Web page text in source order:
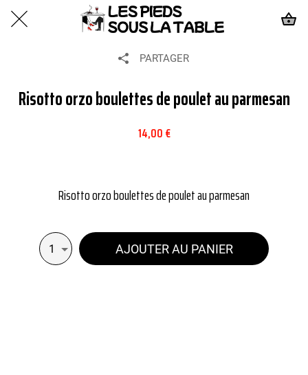
PARTAGER
Risotto orzo boulettes de poulet au parmesan
14,00 €
Risotto orzo boulettes de poulet au parmesan
1 AJOUTER AU PANIER